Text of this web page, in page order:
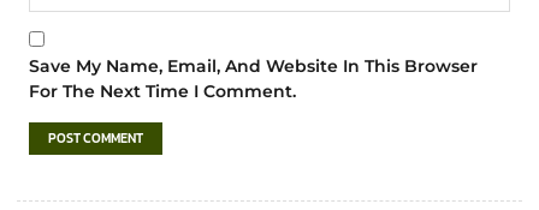
Save My Name, Email, And Website In This Browser
For The Next Time I Comment.